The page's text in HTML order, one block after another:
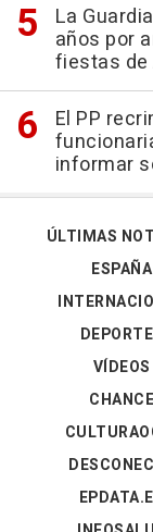
La
años por
fiestas de
El PP
informar
ÚLTIMAS
ESPAÑA
VÍDEOS
CHANCE